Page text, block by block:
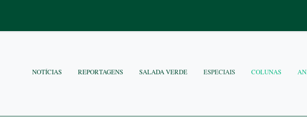
NOTÍCIAS REPORTAGENS SALADA VERDE ESPECIAIS COLUNAS